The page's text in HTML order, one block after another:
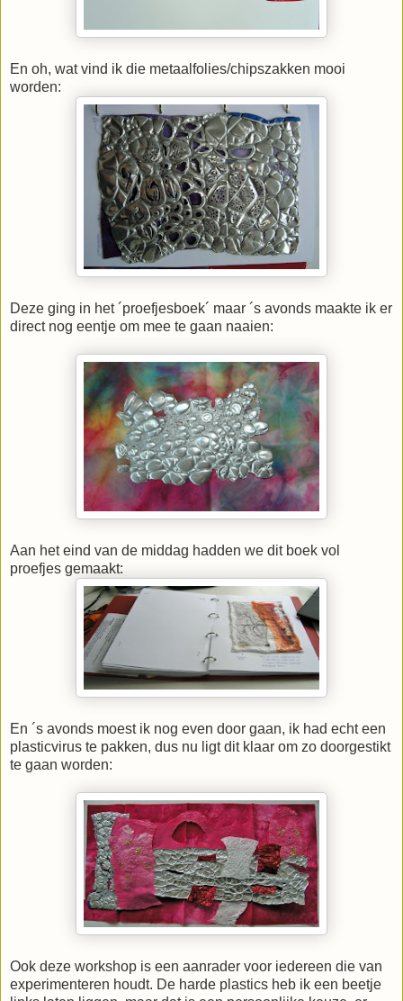
En oh, wat vind ik die metaalfolies/chipszakken mooi
worden:
Deze ging in het ´proefjesboek´ maar ´s avonds maakte ik er
direct nog eentje om mee te gaan naaien:
Aan het eind van de middag hadden we dit boek vol
proefjes gemaakt:
En ´s avonds moest ik nog even door gaan, ik had echt een
plasticvirus te pakken, dus nu ligt dit klaar om zo doorgestikt
te gaan worden:
Ook deze workshop is een aanrader voor iedereen die van
experimenteren houdt. De harde plastics heb ik een beetje